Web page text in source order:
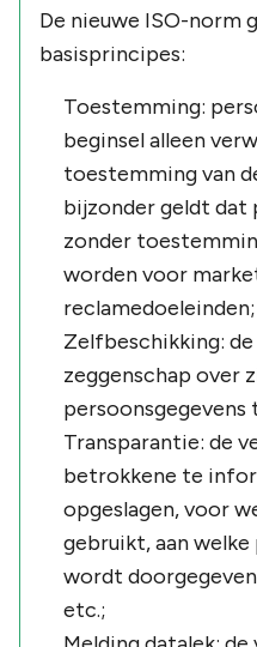
De nieuwe ISO-norm
basisprincipes:
Toestemming:
beginsel alleen
toestemming van
bijzonder geldt dat
zonder
worden voor
reclamedoeleinden;
Zelfbeschikking:
zeggenschap over
persoonsgegevens
Transparantie: de
betrokkene te
opgeslagen, voor
gebruikt, aan
wordt
etc.;